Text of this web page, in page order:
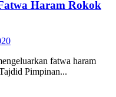
Haram Rokok
fatwa haram
Pimpinan...